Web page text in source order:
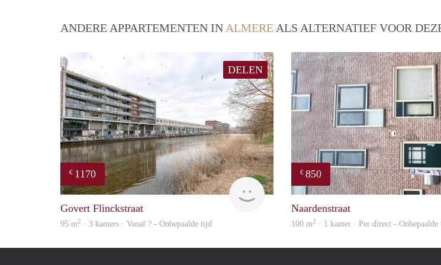
ANDERE APPARTEMENTEN IN ALMERE ALS ALTERNATIEF VOOR
DELEN
€ 1170
Woning
Govert Flinckstraat
95 m2 · 3 kamers · Vanaf ? - Onbepaalde tijd
€ 850
Naardenstraat
100 m2 · 1 kamer · Per direct -